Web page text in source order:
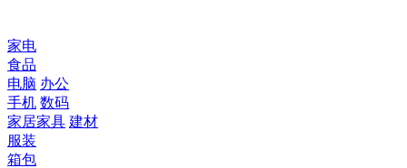
家电
食品
电脑 办公
手机 数码
家居家具 建材
服装
箱包